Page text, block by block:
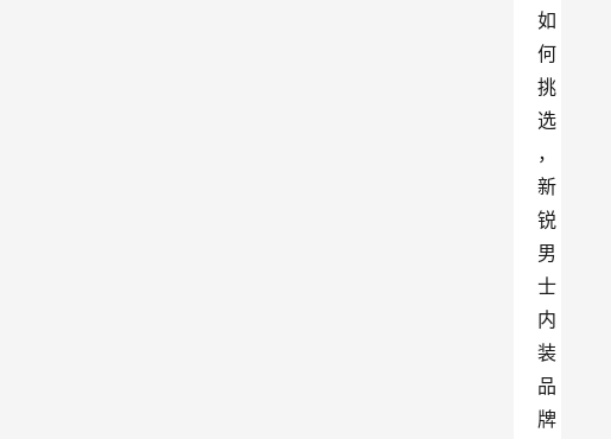
如
何
挑
选
，
新
锐
男
士
内
装
品
牌